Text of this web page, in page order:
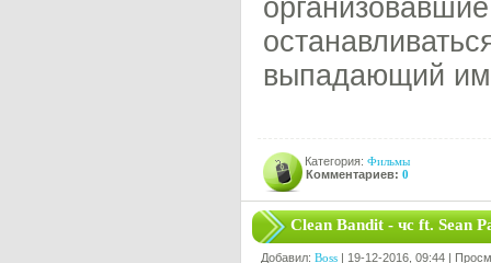
выпадающий
Категория: Фильмы
Комментариев: 0
Clean Bandit - чс ft. Sean
Добавил: Boss | 19-12-2016, 09:44 |